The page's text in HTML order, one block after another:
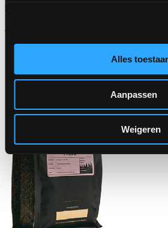
Alles
Aanpassen
Weigeren
€ 29,95
Per kilo